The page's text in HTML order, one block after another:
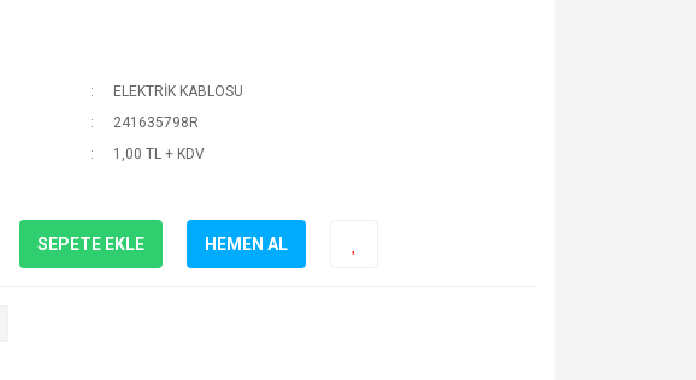
ELEKTRİK KABLOSU
241635798R
1,00 TL + KDV
SEPETE EKLE HEMEN AL